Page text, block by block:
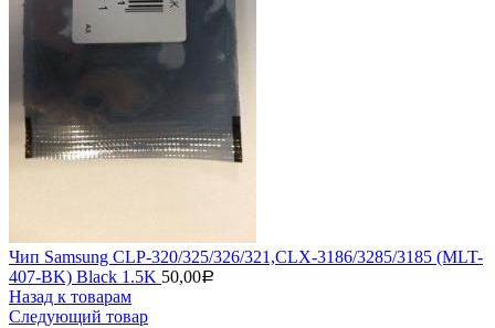
Чип Samsung CLP-320/325/326/321,CLX-3186/3285/3185 (MLT-
407-BK) Black 1.5K 50,00Р
Назад к товарам
Следующий товар